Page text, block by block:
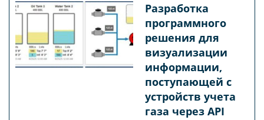
Разработка
программного
решения для
визуализации
информации,
поступающей с
устройств учета
газа через АРI